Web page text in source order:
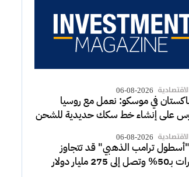
06-08-2026
في موسكو: نعمل مع روسيا
على إنشاء خط سكك حديدية للشحن
06-08-2026
ترامب الذهبي" قد تتجاوز
275 مليار دولار